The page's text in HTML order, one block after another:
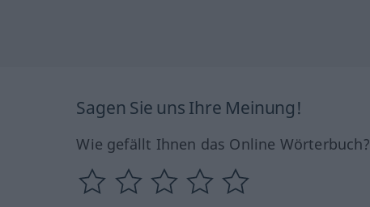
Sagen Sie uns Ihre Meinung!
Wie gefällt Ihnen das Online Wörterbuch?